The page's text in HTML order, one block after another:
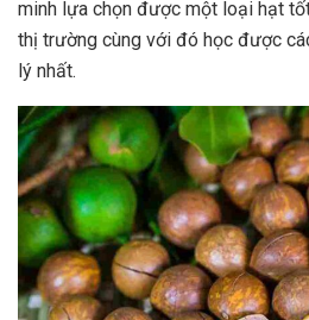
minh lựa chọn được một loại hạt
thị trường cùng với đó học được
lý nhất.